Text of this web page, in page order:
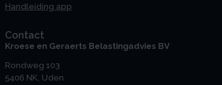
Handleiding app
Contact
Kroese en Geraerts Belastingadvies BV
Rondweg 103
5406 NK, Uden